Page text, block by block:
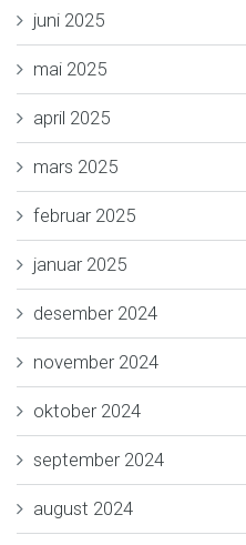
juni 2025
mai 2025
april 2025
mars 2025
februar 2025
januar 2025
desember 2024
november 2024
oktober 2024
september 2024
august 2024